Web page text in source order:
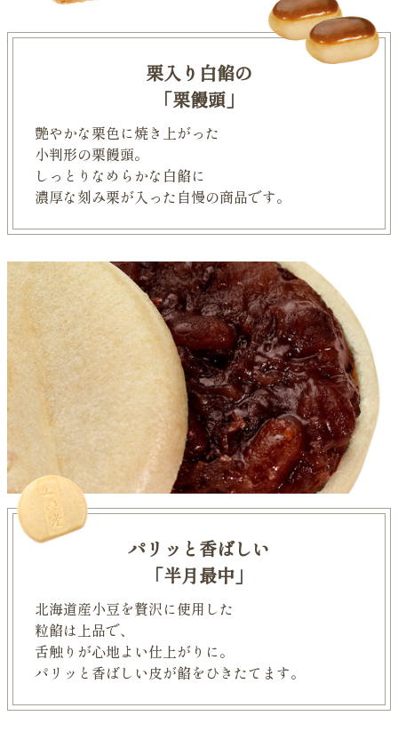
栗入り白餡の
「栗饅頭」
艶やかな栗色に焼き上がった
小判形の栗饅頭。
しっとりなめらかな白餡に
濃厚な刻み栗が入った自慢の商品です。
パリッと香ばしい
「半月最中」
北海道産小豆を贅沢に使用した
粒餡は上品で、
舌触りが心地よい仕上がりに。
パリッと香ばしい皮が餡をひきたてます。